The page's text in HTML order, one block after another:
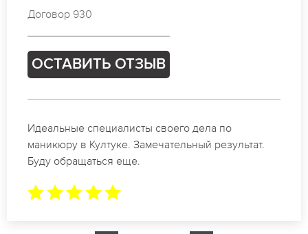
Договор 685
ОСТАВИТЬ ОТЗЫВ
Спасибо огромное. Заказывала маникюр на день
рождение в Култуке. За 1.5 часа все было готово.